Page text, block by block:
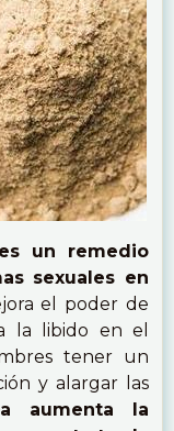
un remedio
sexuales en
el poder de
la libido en el
tener un
y alargar las
aumenta la